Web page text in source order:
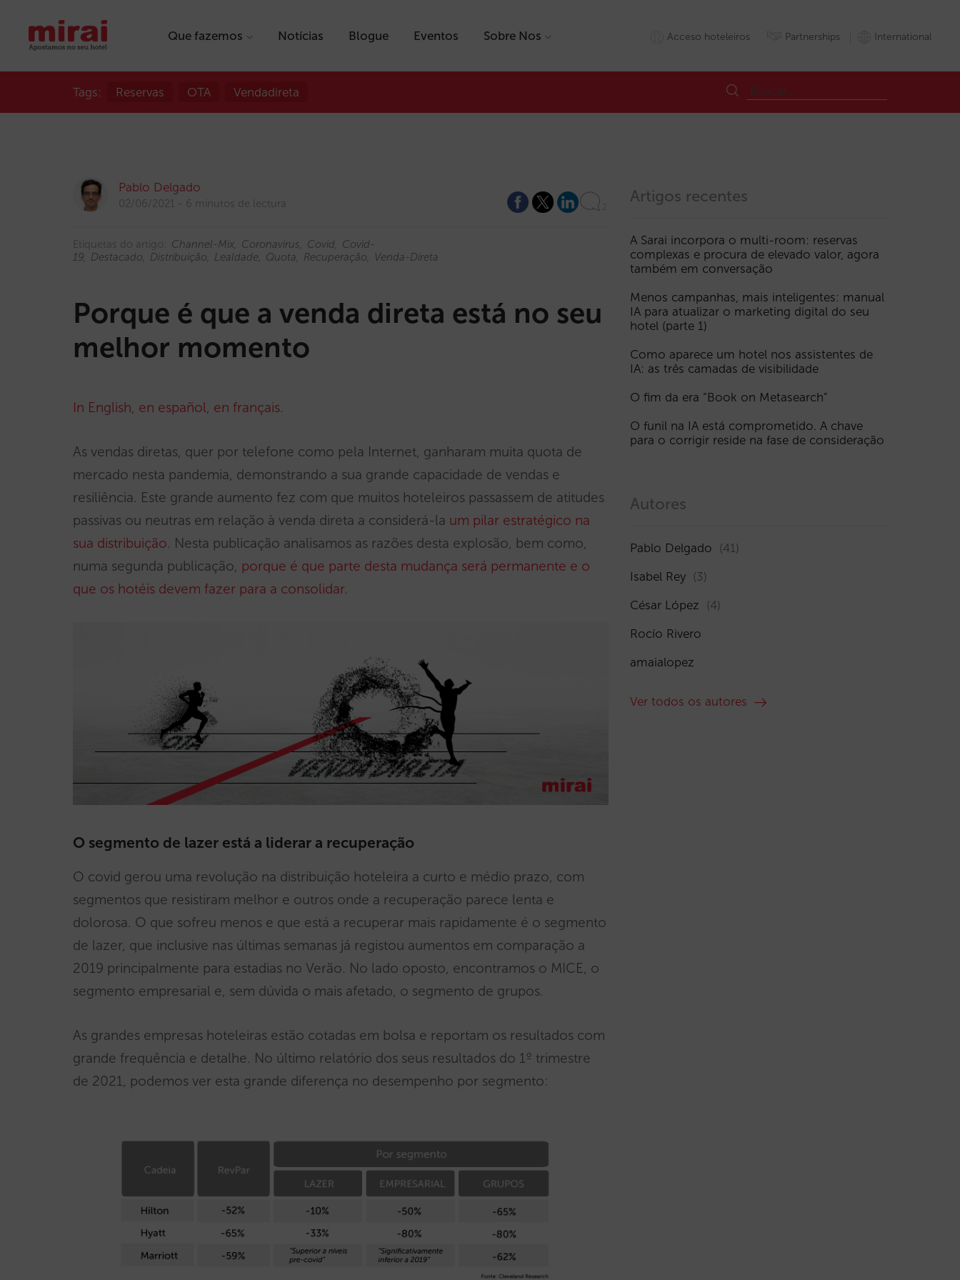
Que fazemos Notícias Blogue Eventos Sobre Nos Acceso hoteleiros Partnerships International
Tags: Reservas OTA Vendadireta
Pablo Delgado
02/06/2021 6 minutos de lectura
Etiquetas do artigo: Channel-Mix Coronavirus Covid
Covid-
19
Destacado Distribuição Lealdade Quota Recuperação Venda-Direta
Porque é que a venda direta está no seu
melhor momento
In English, en español, en français.
As vendas diretas, quer por telefone como pela Internet, ganharam muita quota de
mercado nesta pandemia, demonstrando a sua grande capacidade de vendas e
resiliência. Este grande aumento fez com que muitos hoteleiros passassem de atitudes
passivas ou neutras em relação à venda direta a considerá-la um pilar estratégico na
sua distribuição. Nesta publicação analisamos as razões desta explosão, bem como,
numa segunda publicação, porque é que parte desta mudança será permanente e o
que os hotéis devem fazer para a consolidar.
O segmento de lazer está a liderar a recuperação
O covid gerou uma revolução na distribuição hoteleira a curto e médio prazo, com
segmentos que resistiram melhor e outros onde a recuperação parece lenta e
dolorosa. O que sofreu menos e que está a recuperar mais rapidamente é o segmento
de lazer, que inclusive nas últimas semanas já registou aumentos em comparação a
2019 principalmente para estadias no Verão. No lado oposto, encontramos o MICE, o
segmento empresarial e, sem dúvida o mais afetado, o segmento de grupos.
As grandes empresas hoteleiras estão cotadas em bolsa e reportam os resultados com
grande frequência e detalhe. No último relatório dos seus resultados do 1º trimestre
de 2021, podemos ver esta grande diferença no desempenho por segmento:
Artigos recentes
A Sarai incorpora o multi-room: reservas
complexas e procura de elevado valor, agora
também em conversação
Menos campanhas, mais inteligentes: manual
IA para atualizar o marketing digital do seu
hotel (parte 1)
Como aparece um hotel nos assistentes de
IA: as três camadas de visibilidade
O fim da era “Book on Metasearch”
O funil na IA está comprometido. A chave
para o corrigir reside na fase de consideração
Autores
Pablo Delgado (41)
Isabel Rey (3)
César López (4)
Rocío Rivero
amaialopez
Ver todos os autores